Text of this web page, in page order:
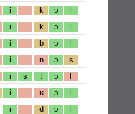
i k ɔ l
i k ɔ l
i b ɔ l
i n ɔ s
i s t ɔ f
i ʁ ɔ l
i d ɔ l